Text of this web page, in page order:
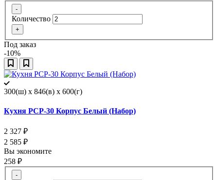
-
Количество
+
Под заказ
-10%
300(ш) x 846(в) x 600(г)
Кухня РСР-30 Корпус Белый (Набор)
2 327 ₽
2 585 ₽
Вы экономите
258 ₽
-